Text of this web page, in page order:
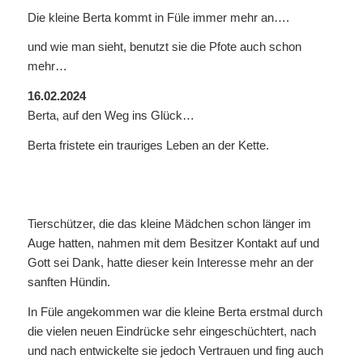
Die kleine Berta kommt in Füle immer mehr an….
und wie man sieht, benutzt sie die Pfote auch schon
mehr…
16.02.2024
Berta, auf den Weg ins Glück…
Berta fristete ein trauriges Leben an der Kette.
Tierschützer, die das kleine Mädchen schon länger im
Auge hatten, nahmen mit dem Besitzer Kontakt auf und
Gott sei Dank, hatte dieser kein Interesse mehr an der
sanften Hündin.
In Füle angekommen war die kleine Berta erstmal durch
die vielen neuen Eindrücke sehr eingeschüchtert, nach
und nach entwickelte sie jedoch Vertrauen und fing auch